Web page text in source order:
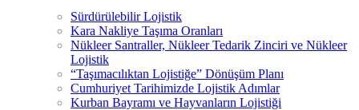
Sürdürülebilir Lojistik
Kara Nakliye Taşıma Oranları
Nükleer Santraller, Nükleer Tedarik Zinciri ve Nükleer
Lojistik
“Taşımacılıktan Lojistiğe” Dönüşüm Planı
Cumhuriyet Tarihimizde Lojistik Adımlar
Kurban Bayramı ve Hayvanların Lojistiği